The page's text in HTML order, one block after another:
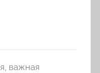
важная